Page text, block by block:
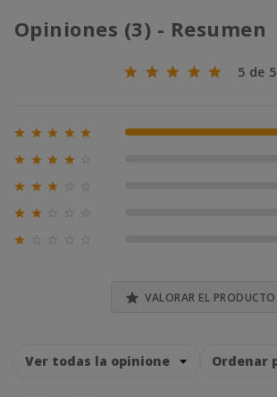
Opiniones (3) - Resumen
5 de 5
     100% (3)
   
  
 

 VALORAR EL PRODUCTO